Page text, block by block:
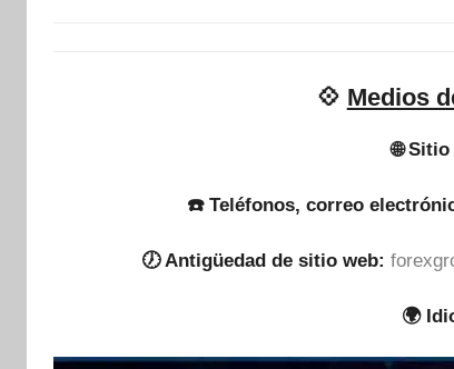
💠 Medios
🌐
☎️ Teléfonos, correo
🕖 Antigüedad de sitio web:
🌍